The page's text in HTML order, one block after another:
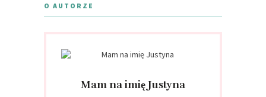
O AUTORZE
Mam na imię Justyna